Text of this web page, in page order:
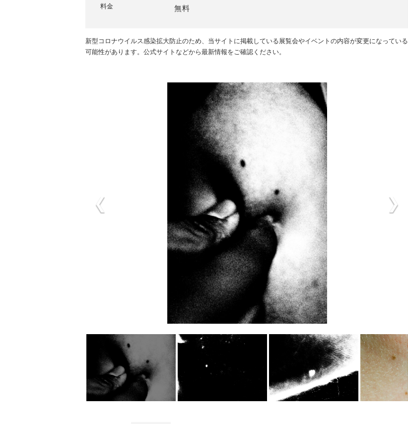
料金 無料
新型コロナウイルス感染拡大防止のため、当サイトに掲載している展覧会やイベントの内容が変更になっている
可能性があります。公式サイトなどから最新情報をご確認ください。